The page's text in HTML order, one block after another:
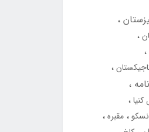
کنیا
مقبره